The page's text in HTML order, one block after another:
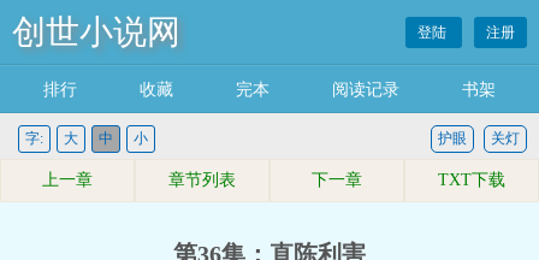
创世小说网 登陆 注册
排行 收藏 完本 阅读记录 书架
字: 大 中 小 关灯
护眼
上一章 章节列表 下一章 TXT下载
第36集：直陈利害